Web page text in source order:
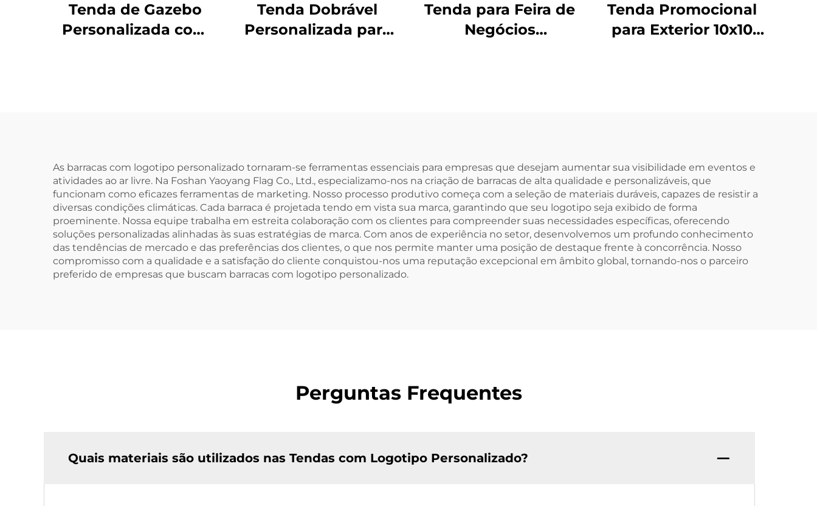
Tenda de Gazebo
Personalizada com
Tenda Dobrável
Personalizada para
Comerciais ao Ar
Livre
Tenda para Feira de
Negócios
Exterior
Tenda Promocional
para Exterior 10x10
As barracas com logotipo personalizado tornaram-se ferramentas essenciais para empresas que desejam aumentar sua visibilidade em eventos e
atividades ao ar livre. Na Foshan Yaoyang Flag Co., Ltd., especializamo-nos na criação de barracas de alta qualidade e personalizáveis, que
funcionam como eficazes ferramentas de marketing. Nosso processo produtivo começa com a seleção de materiais duráveis, capazes de resistir a
diversas condições climáticas. Cada barraca é projetada tendo em vista sua marca, garantindo que seu logotipo seja exibido de forma
proeminente. Nossa equipe trabalha em estreita colaboração com os clientes para compreender suas necessidades específicas, oferecendo
soluções personalizadas alinhadas às suas estratégias de marca. Com anos de experiência no setor, desenvolvemos um profundo conhecimento
das tendências de mercado e das preferências dos clientes, o que nos permite manter uma posição de destaque frente à concorrência. Nosso
compromisso com a qualidade e a satisfação do cliente conquistou-nos uma reputação excepcional em âmbito global, tornando-nos o parceiro
preferido de empresas que buscam barracas com logotipo personalizado.
Perguntas Frequentes
Quais materiais são utilizados nas Tendas com Logotipo Personalizado?